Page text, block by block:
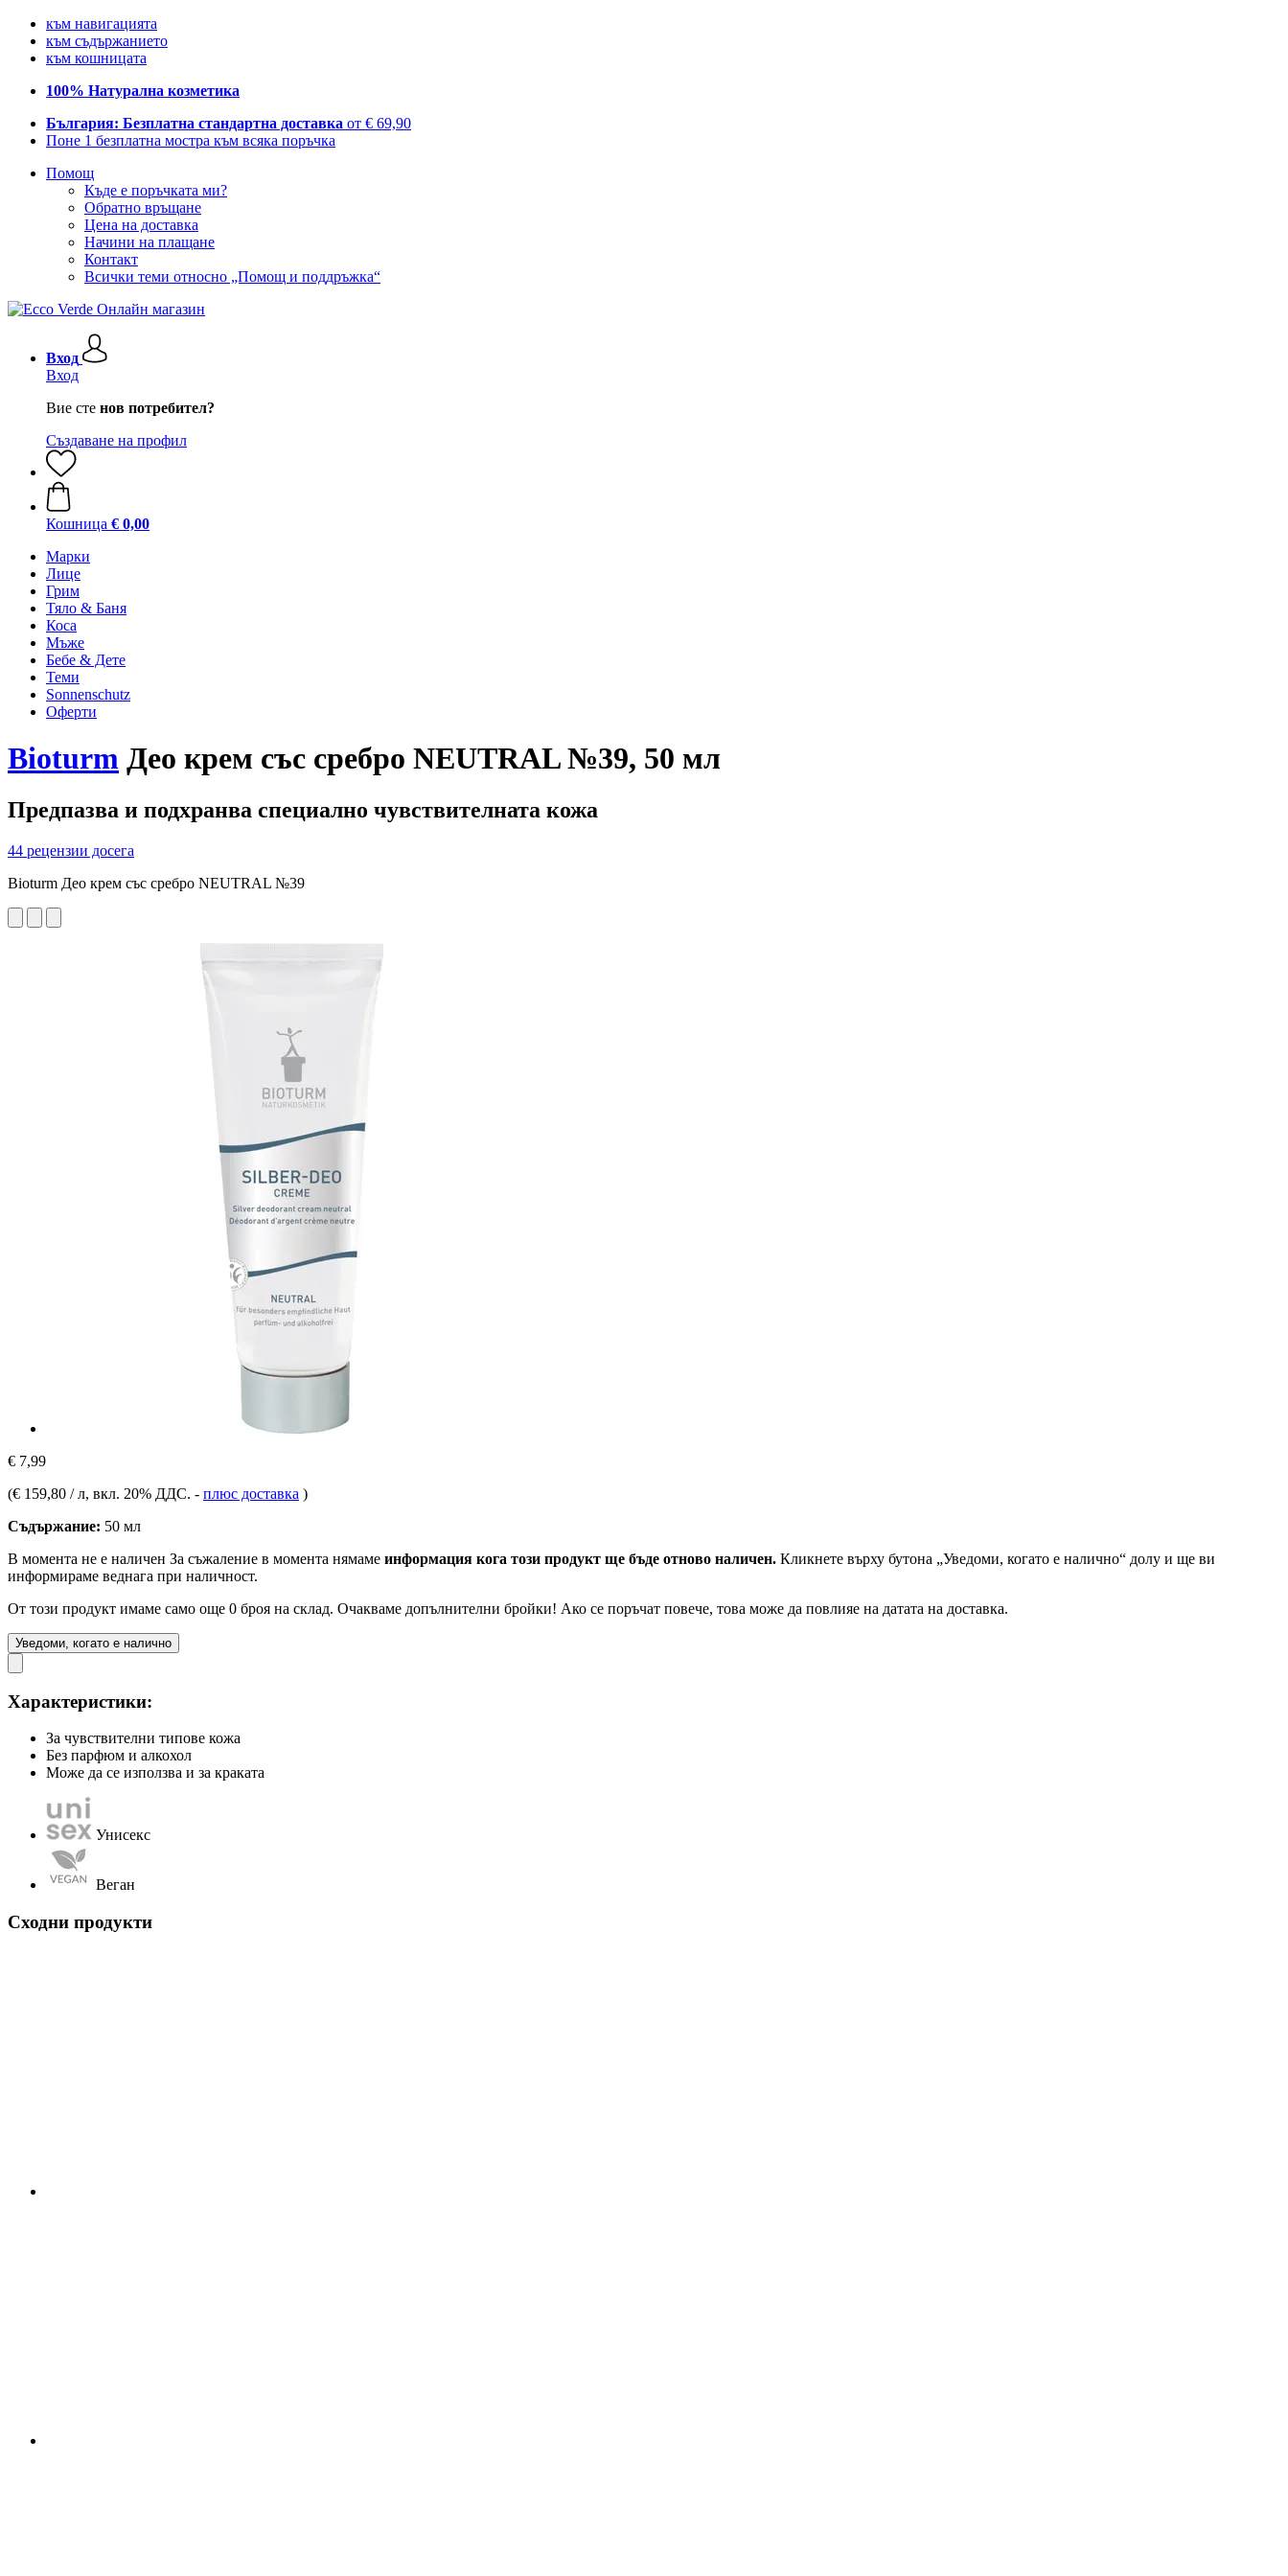
към навигацията
към съдържанието
към кошницата
100% Натурална козметика
България: Безплатна стандартна доставка от € 69,90
Поне 1 безплатна мостра към всяка поръчка
Помощ
Къде е поръчката ми?
Обратно връщане
Цена на доставка
Начини на плащане
Контакт
Всички теми относно „Помощ и поддръжка“
Вход
Вход
Вие сте нов потребител?
Създаване на профил
Кошница € 0,00
Марки
Лице
Грим
Тяло & Баня
Коса
Мъже
Бебе & Дете
Теми
Sonnenschutz
Оферти
Bioturm Део крем със сребро NEUTRAL №39, 50 мл
Предпазва и подхранва специално чувствителната кожа
44 рецензии досега
Bioturm Део крем със сребро NEUTRAL №39
€ 7,99
(€ 159,80 / л, вкл. 20% ДДС. - плюс доставка )
Съдържание: 50 мл
В момента не е наличен За съжаление в момента нямаме информация кога този продукт ще бъде отново наличен. Кликнете върху бутона „Уведоми, когато е налично“ долу и ще ви
информираме веднага при наличност.
От този продукт имаме само още 0 броя на склад. Очакваме допълнителни бройки! Ако се поръчат повече, това може да повлияе на датата на доставка.
Уведоми, когато е налично
Характеристики:
За чувствителни типове кожа
Без парфюм и алкохол
Може да се използва и за краката
Унисекс
Веган
Сходни продукти